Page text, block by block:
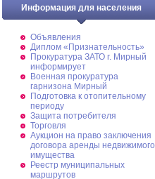
Информация для населения
Объявления
Диплом «Признательность»
Прокуратура ЗАТО г. Мирный
информирует
Военная прокуратура
гарнизона Мирный
Подготовка к отопительному
периоду
Защита потребителя
Торговля
Аукцион на право заключения
договора аренды недвижимого
имущества
Реестр муниципальных
маршрутов